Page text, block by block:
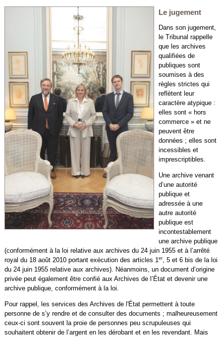
Le jugement
Dans son jugement,
le Tribunal rappelle
que les archives
qualifiées de
publiques sont
soumises à des
règles strictes qui
reflètent leur
caractère atypique :
elles sont « hors
commerce » et ne
peuvent être
données ; elles sont
incessibles et
imprescriptibles.
Une archive venant
d’une autorité
publique et
adressée à une
autre autorité
publique est
incontestablement
une archive publique
(conformément à la loi relative aux archives du 24 juin 1955 et à l’arrêté
royal du 18 août 2010 portant exécution des articles 1 er, 5 et 6 bis de la loi
du 24 juin 1955 relative aux archives). Néanmoins, un document d’origine
privée peut également être confié aux Archives de l’État et devenir une
archive publique, conformément à la loi.
Pour rappel, les services des Archives de l'État permettent à toute
personne de s’y rendre et de consulter des documents ; malheureusement
ceux-ci sont souvent la proie de personnes peu scrupuleuses qui
souhaitent obtenir de l’argent en les dérobant et en les revendant. Mais